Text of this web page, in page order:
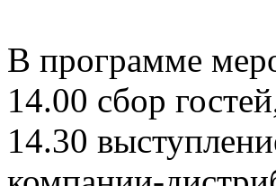
В программе
14.00 сбор
14.30